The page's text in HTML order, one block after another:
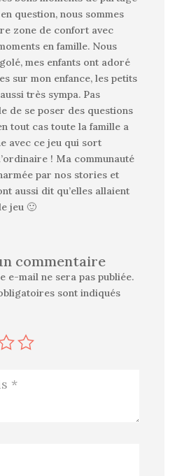
question, nous sommes
zone de confort avec
en famille. Nous
mes enfants ont adoré
sur mon enfance, les petits
très sympa. Pas
de se poser des questions
tout cas toute la famille a
avec ce jeu qui sort
! Ma communauté
par nos stories et
aussi dit qu’elles allaient
jeu 🙂
commentaire
e-mail ne sera pas publiée.
sont indiqués